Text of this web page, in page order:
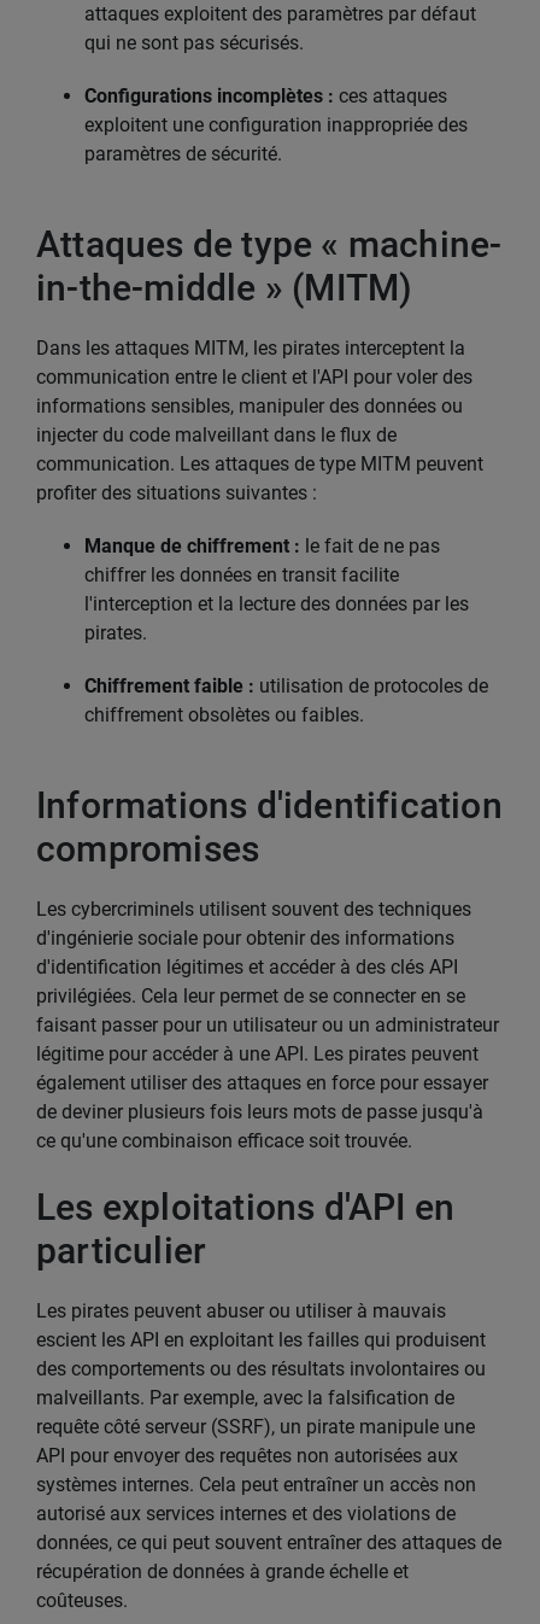
attaques exploitent des paramètres par défaut
qui ne sont pas sécurisés.
Configurations incomplètes : ces attaques
exploitent une configuration inappropriée des
paramètres de sécurité.
Attaques de type « machine-
in-the-middle » (MITM)
Dans les attaques MITM, les pirates interceptent la
communication entre le client et l'API pour voler des
informations sensibles, manipuler des données ou
injecter du code malveillant dans le flux de
communication. Les attaques de type MITM peuvent
profiter des situations suivantes :
Manque de chiffrement : le fait de ne pas
chiffrer les données en transit facilite
l'interception et la lecture des données par les
pirates.
Chiffrement faible : utilisation de protocoles de
chiffrement obsolètes ou faibles.
Informations d'identification
compromises
Les cybercriminels utilisent souvent des techniques
d'ingénierie sociale pour obtenir des informations
d'identification légitimes et accéder à des clés API
privilégiées. Cela leur permet de se connecter en se
faisant passer pour un utilisateur ou un administrateur
légitime pour accéder à une API. Les pirates peuvent
également utiliser des attaques en force pour essayer
de deviner plusieurs fois leurs mots de passe jusqu'à
ce qu'une combinaison efficace soit trouvée.
Les exploitations d'API en
particulier
Les pirates peuvent abuser ou utiliser à mauvais
escient les API en exploitant les failles qui produisent
des comportements ou des résultats involontaires ou
malveillants. Par exemple, avec la falsification de
requête côté serveur (SSRF), un pirate manipule une
API pour envoyer des requêtes non autorisées aux
systèmes internes. Cela peut entraîner un accès non
autorisé aux services internes et des violations de
données, ce qui peut souvent entraîner des attaques de
récupération de données à grande échelle et
coûteuses.